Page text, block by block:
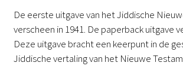
De eerste uitgave van het Jiddische
verscheen in 1941. De paperback uitgave
Deze uitgave bracht een keerpunt in de
Jiddische vertaling van het Nieuwe